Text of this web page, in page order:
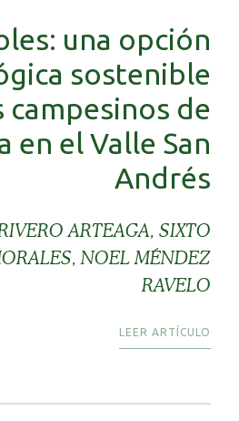
una opción
sostenible
campesinos de
en el Valle San
Andrés
ARTEAGA, SIXTO
NOEL MÉNDEZ
RAVELO
LEER ARTÍCULO